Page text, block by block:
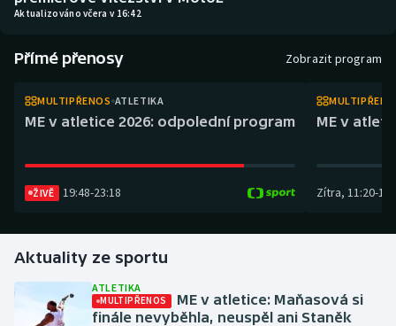
Biatlon
Boby a skeleton
Box
Florbal
Futsal
AZ kvíz
Aktualizováno včera v 16:42
Přímé přenosy Zobrazit program
MULTIPŘENOS ATLETIKA
ME v atletice 2026: odpolední program
ŽIVĚ 19:48-23:18
ME v
Zítra, 11:20-
Aktuality ze sportu
ATLETIKA
MULTIPŘENOS
ME v atletice: Maňasová si
finále nevyběhla, neuspěl ani Staněk